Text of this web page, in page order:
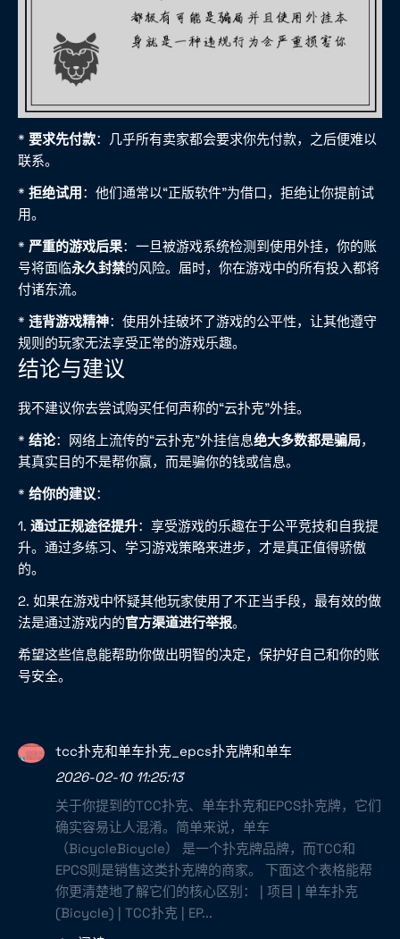
* 要求先付款：几乎所有卖家都会要求你先付款，之后便难以
联系。
* 拒绝试用 ：他们通常以“正版软件”为借口，拒绝让你提前试
用。
* 严重的游戏后果：一旦被游戏系统检测到使用外挂，你的账
号将面临永久封禁的风险。届时，你在游戏中的所有投入都将
付诸东流。
* 违背游戏精神：使用外挂破坏了游戏的公平性，让其他遵守
规则的玩家无法享受正常的游戏乐趣。
结论与建议
我不建议你去尝试购买任何声称的“云扑克”外挂。
* 结论：网络上流传的“云扑克”外挂信息绝大多数都是骗局，
其真实目的不是帮你赢，而是骗你的钱或信息。
* 给你的建议：
1. 通过正规途径提升：享受游戏的乐趣在于公平竞技和自我提
升。通过多练习、学习游戏策略来进步，才是真正值得骄傲
的。
2. 如果在游戏中怀疑其他玩家使用了不正当手段，最有效的做
法是通过游戏内的官方渠道进行举报。
希望这些信息能帮助你做出明智的决定，保护好自己和你的账
号安全。
tcc扑克和单车扑克_epcs扑克牌和单车
2026-02-10 11:25:13
关于你提到的TCC扑克、单车扑克和EPCS扑克牌，它们
确实容易让人混淆。简单来说，单车
（BicycleBicycle） 是一个扑克牌品牌，而TCC和
EPCS则是销售这类扑克牌的商家。 下面这个表格能帮
你更清楚地了解它们的核心区别： | 项目 | 单车扑克
(Bicycle) | TCC扑克 | EP...